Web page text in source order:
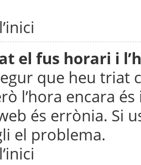
el fus horari i
que heu triat
l’hora encara
és errònia. Si
el problema.